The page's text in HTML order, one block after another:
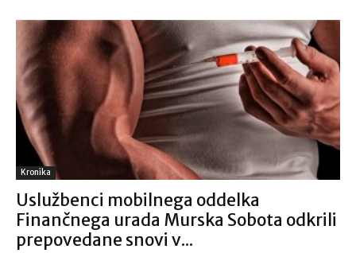
Kronika
Uslužbenci mobilnega oddelka
Finančnega urada Murska Sobota odkrili
prepovedane snovi v...